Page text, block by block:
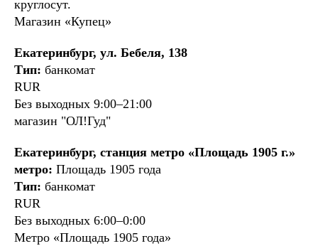
круглосут.
Магазин «Купец»
Екатеринбург, ул. Бебеля, 138
Тип: банкомат
RUR
Без выходных 9:00–21:00
магазин "ОЛ!Гуд"
Екатеринбург, станция метро «Площадь 1905 г.»
метро: Площадь 1905 года
Тип: банкомат
RUR
Без выходных 6:00–0:00
Метро «Площадь 1905 года»